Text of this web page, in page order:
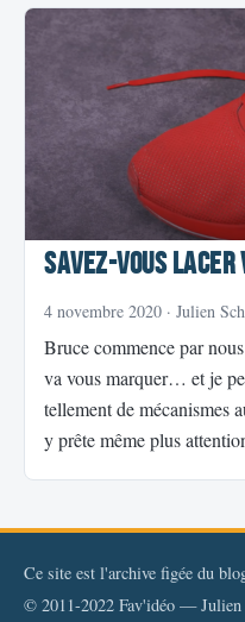
Savez-vous lacer
4 novembre 2020 · Julien
Bruce commence par
va vous marquer… et je
tellement de mécanismes
y prête même plus
Ce site est l'archive figée du
© 2011-2022 Fav'idéo —